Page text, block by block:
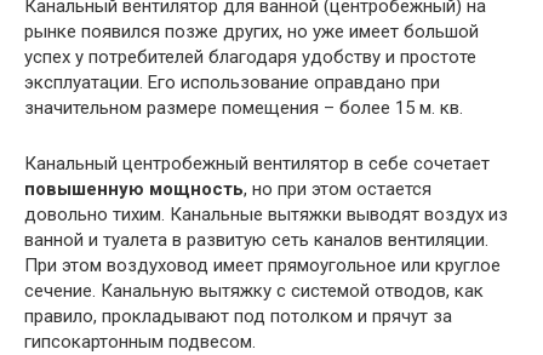
Канальный вентилятор для ванной (центробежный) на
рынке появился позже других, но уже имеет большой
успех у потребителей благодаря удобству и простоте
эксплуатации. Его использование оправдано при
значительном размере помещения – более 15 м. кв.
Канальный центробежный вентилятор в себе сочетает
повышенную мощность, но при этом остается
довольно тихим. Канальные вытяжки выводят воздух из
ванной и туалета в развитую сеть каналов вентиляции.
При этом воздуховод имеет прямоугольное или круглое
сечение. Канальную вытяжку с системой отводов, как
правило, прокладывают под потолком и прячут за
гипсокартонным подвесом.